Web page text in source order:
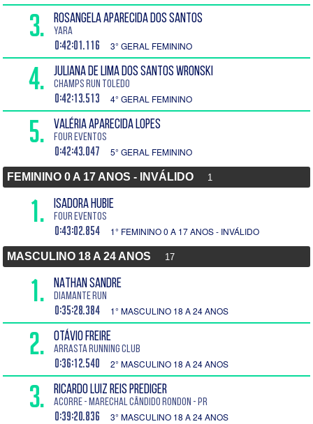
3. ROSANGELA APARECIDA DOS SANTOS
YARA
0:42:01.116 3° GERAL FEMININO
4. JULIANA DE LIMA DOS SANTOS WRONSKI
CHAMPS RUN TOLEDO
0:42:13.513 4° GERAL FEMININO
5. VALÉRIA APARECIDA LOPES
Four Eventos
0:42:43.047 5° GERAL FEMININO
FEMININO 0 A 17 ANOS - INVÁLIDO 1
1. ISADORA HUBIE
Four Eventos
0:43:02.854 1° FEMININO 0 A 17 ANOS - INVÁLIDO
MASCULINO 18 A 24 ANOS 17
1. NATHAN SANDRE
DIAMANTE RUN
0:35:28.384 1° MASCULINO 18 A 24 ANOS
2. OTÁVIO FREIRE
ARRASTA RUNNING CLUB
0:36:12.540 2° MASCULINO 18 A 24 ANOS
3. RICARDO LUIZ REIS PREDIGER
Acorre - Marechal Cândido Rondon - PR
0:39:20.836 3° MASCULINO 18 A 24 ANOS